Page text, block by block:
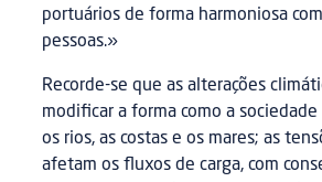
portuários de forma harmoniosa
pessoas.»
Recorde-se que as alterações
modificar a forma como a sociedade
os rios, as costas e os mares; as
afetam os fluxos de carga, com